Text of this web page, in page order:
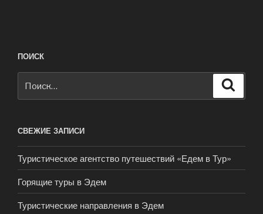
ПОИСК
СВЕЖИЕ ЗАПИСИ
Туристическое агентство путешествий «Едем в Тур»
Горящие туры в Эдем
Туристические направления в Эдем